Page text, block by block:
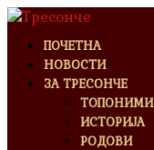
ПОЧЕТНА
НОВОСТИ
ЗА ТРЕСОНЧЕ
ТОПОНИМИ
ИСТОРИЈА
РОДОВИ